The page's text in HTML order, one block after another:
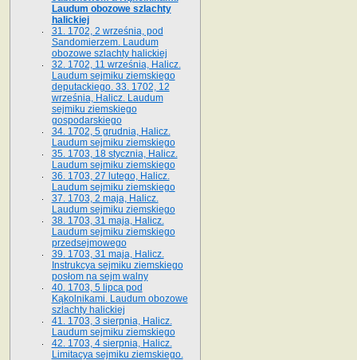
Laudum obozowe szlachty
halickiej
31. 1702, 2 września, pod
Sandomierzem. Laudum
obozowe szlachty halickiej
32. 1702, 11 września, Halicz.
Laudum sejmiku ziemskiego
deputackiego. 33. 1702, 12
września, Halicz. Laudum
sejmiku ziemskiego
gospodarskiego
34. 1702, 5 grudnia, Halicz.
Laudum sejmiku ziemskiego
35. 1703, 18 stycznia, Halicz.
Laudum sejmiku ziemskiego
36. 1703, 27 lutego, Halicz.
Laudum sejmiku ziemskiego
37. 1703, 2 maja, Halicz.
Laudum sejmiku ziemskiego
38. 1703, 31 maja, Halicz.
Laudum sejmiku ziemskiego
przedsejmowego
39. 1703, 31 maja, Halicz.
Instrukcya sejmiku ziemskiego
posłom na sejm walny
40. 1703, 5 lipca pod
Kąkolnikami. Laudum obozowe
szlachty halickiej
41­. 1703, 3 sierpnia, Halicz.
Laudum sejmiku ziemskiego
42. 1703, 4 sierpnia, Halicz.
Limitacya sejmiku ziemskiego.